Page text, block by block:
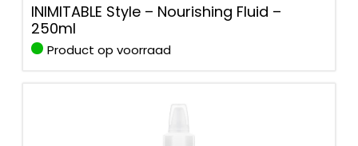
INIMITABLE Style – Nourishing Fluid –
250ml
Product op voorraad